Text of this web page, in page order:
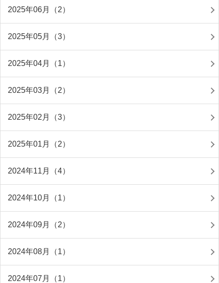
2025年06月（2）
2025年05月（3）
2025年04月（1）
2025年03月（2）
2025年02月（3）
2025年01月（2）
2024年11月（4）
2024年10月（1）
2024年09月（2）
2024年08月（1）
2024年07月（1）